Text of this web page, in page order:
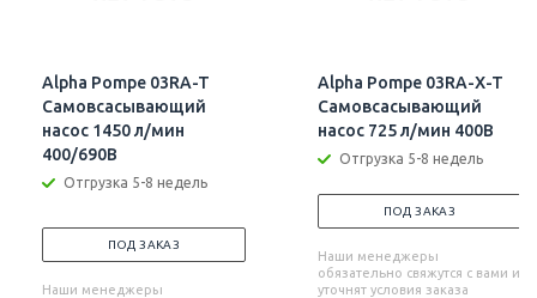
Alpha Pompe 03RA-T
Самовсасывающий
насос 1450 л/мин
400/690В
Отгрузка 5-8 недель
ПОД ЗАКАЗ
Наши менеджеры
Alpha Pompe 03RA-X-T
Самовсасывающий
насос 725 л/мин 400В
Отгрузка 5-8 недель
ПОД ЗАКАЗ
Наши менеджеры
обязательно свяжутся с вами и
уточнят условия заказа